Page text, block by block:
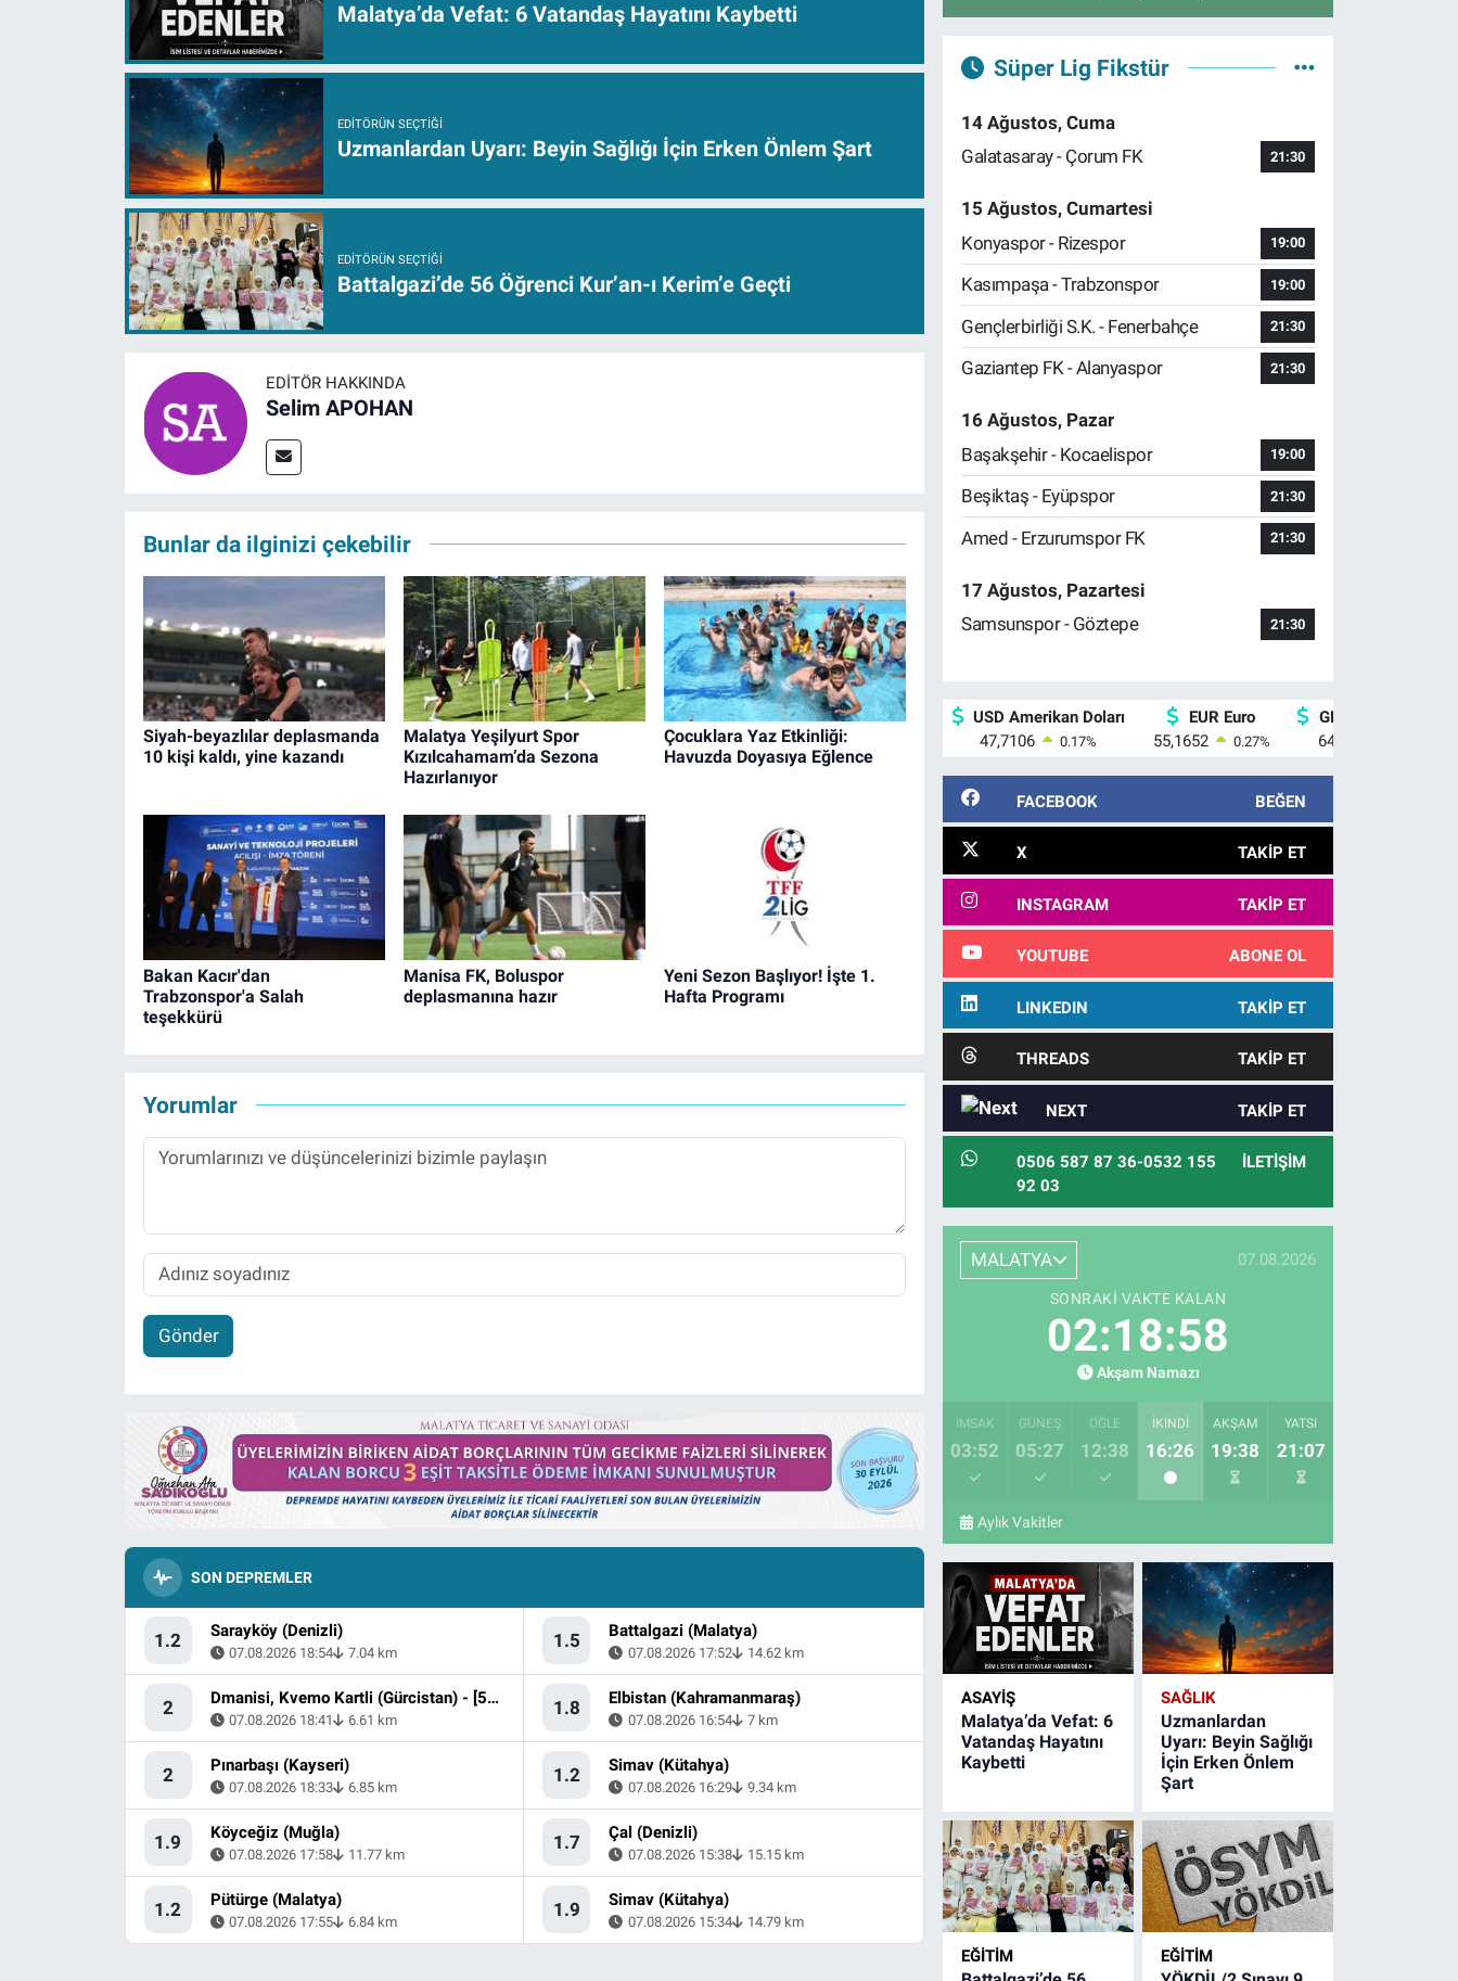
Malatya’da Vefat: 6 Vatandaş Hayatını Kaybetti
EDITÖRÜN SEÇTIĞI
Uzmanlardan Uyarı: Beyin Sağlığı İçin Erken Önlem Şart
EDITÖRÜN SEÇTIĞI
Battalgazi’de 56 Öğrenci Kur’an-ı Kerim’e Geçti
EDITÖR HAKKINDA
Selim APOHAN
Bunlar da ilginizi çekebilir
Siyah-beyazlılar deplasmanda
10 kişi kaldı, yine kazandı
Malatya Yeşilyurt Spor
Kızılcahamam’da Sezona
Hazırlanıyor
Çocuklara Yaz Etkinliği:
Havuzda Doyasıya Eğlence
Bakan Kacır'dan
Trabzonspor'a Salah
teşekkürü
Manisa FK, Boluspor
deplasmanına hazır
Yeni Sezon Başlıyor! İşte 1.
Hafta Programı
Yorumlar
Gönder
SON DEPREMLER
1.2 Sarayköy (Denizli)
07.08.2026 18:54 7.04 km
2 Dmanisi, Kvemo Kartli (Gürcistan) - [53.36 km] Akyaka (Kars)
07.08.2026 18:41 6.61 km
2 Pınarbaşı (Kayseri)
07.08.2026 18:33 6.85 km
1.9 Köyceğiz (Muğla)
07.08.2026 17:58 11.77 km
1.2 Pütürge (Malatya)
07.08.2026 17:55 6.84 km
1.5 Battalgazi (Malatya)
07.08.2026 17:52 14.62 km
1.8 Elbistan (Kahramanmaraş)
07.08.2026 16:54 7 km
1.2 Simav (Kütahya)
07.08.2026 16:29 9.34 km
1.7 Çal (Denizli)
07.08.2026 15:38 15.15 km
1.9 Simav (Kütahya)
07.08.2026 15:34 14.79 km
Süper Lig Fikstür
14 Ağustos, Cuma
Galatasaray - Çorum FK
21:30
15 Ağustos, Cumartesi
Konyaspor - Rizespor
19:00
Kasımpaşa - Trabzonspor 19:00
Gençlerbirliği S.K. - Fenerbahçe 21:30
Gaziantep FK - Alanyaspor 21:30
16 Ağustos, Pazar
Başakşehir - Kocaelispor
19:00
Beşiktaş - Eyüpspor 21:30
Amed - Erzurumspor FK 21:30
17 Ağustos, Pazartesi
Samsunspor - Göztepe
21:30
USD Amerikan Doları
47,7106
0.17%
EUR Euro
55,1652
0.27%
GBP İngiliz Sterlini
64,4046
FACEBOOK BEĞEN
X TAKIP ET
INSTAGRAM TAKIP ET
YOUTUBE ABONE OL
LINKEDIN TAKIP ET
THREADS TAKIP ET
NEXT TAKIP ET
0506 587 87 36-0532 155
92 03
İLETIŞIM
MALATYA 07.08.2026
SONRAKI VAKTE KALAN
02:18:57
Akşam Namazı
İMSAK
03:52
GÜNEŞ
05:27
ÖĞLE
12:38
İKINDI
16:26
AKŞAM
19:38
YATSI
21:07
Aylık Vakitler
ASAYIŞ
Malatya’da Vefat: 6
Vatandaş Hayatını
Kaybetti
SAĞLIK
Uzmanlardan
Uyarı: Beyin Sağlığı
İçin Erken Önlem
Şart
EĞITIM EĞITIM